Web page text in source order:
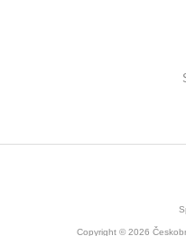
Copyright © 2026